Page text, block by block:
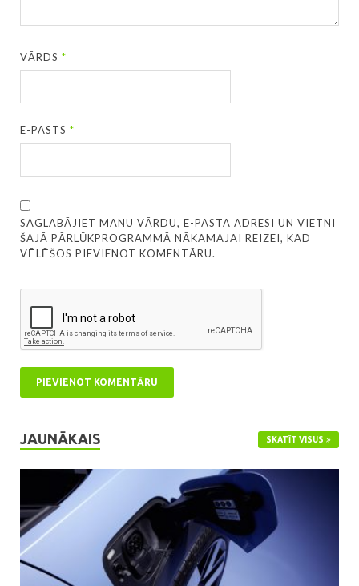
VĀRDS*
E-PASTS*
SAGLABĀJIET MANU VĀRDU, E-PASTA ADRESI UN VIETNI
ŠAJĀ PĀRLŪKPROGRAMMĀ NĀKAMAJAI REIZEI, KAD
VĒLĒŠOS PIEVIENOT KOMENTĀRU.
JAUNĀKAIS SKATĪT VISUS